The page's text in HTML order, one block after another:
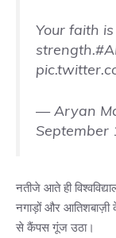
Your faith
strength.
— Aryan
September
नतीजे आते ही
नगाड़ों और आतिशबाज़ी
से कैंपस गूंज उठा।